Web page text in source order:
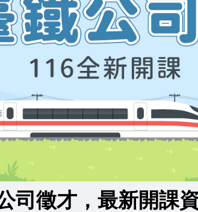
司徵才，最新開課